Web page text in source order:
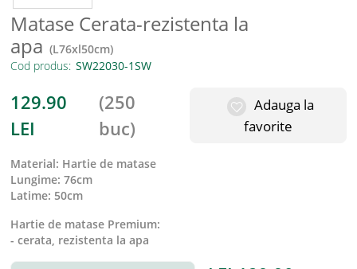
Matase Cerata-rezistenta la
apa (L76xl50cm)
Cod produs:
129.90
LEI
(250
buc)
Adauga la
favorite
material: Hartie de matase
lungime: 76cm
latime: 50cm
Hartie de matase Premium:
- cerata, rezistenta la apa